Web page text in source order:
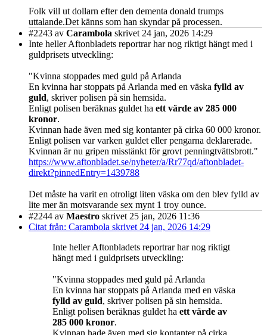
Folk vill ut dollarn efter den dementa donald trumps
uttalande.Det känns som han skyndar på processen.
#2243 av Carambola skrivet 24 jan, 2026 14:29
Inte heller Aftonbladets reportrar har nog riktigt hängt med i
guldprisets utveckling:
"Kvinna stoppades med guld på Arlanda
En kvinna har stoppats på Arlanda med en väska fylld av
guld, skriver polisen på sin hemsida.
Enligt polisen beräknas guldet ha ett värde av 285 000
kronor.
Kvinnan hade även med sig kontanter på cirka 60 000 kronor.
Enligt polisen var varken guldet eller pengarna deklarerade.
Kvinnan är nu gripen misstänkt för grovt penningtvättsbrott."
https://www.aftonbladet.se/nyheter/a/Rr77qd/aftonbladet-
direkt?pinnedEntry=1439788
Det måste ha varit en otroligt liten väska om den blev fylld av
lite mer än motsvarande sex mynt 1 troy ounce.
#2244 av Maestro skrivet 25 jan, 2026 11:36
Citat från: Carambola skrivet 24 jan, 2026 14:29
Inte heller Aftonbladets reportrar har nog riktigt
hängt med i guldprisets utveckling:
"Kvinna stoppades med guld på Arlanda
En kvinna har stoppats på Arlanda med en väska
fylld av guld, skriver polisen på sin hemsida.
Enligt polisen beräknas guldet ha ett värde av
285 000 kronor.
Kvinnan hade även med sig kontanter på cirka